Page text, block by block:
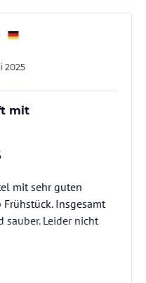
2025
mit
mit sehr guten
Insgesamt
sauber. Leider nicht